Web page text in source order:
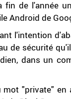
fin de l'année
Android de
l'intention
de sécurité
dans un
mot "private"